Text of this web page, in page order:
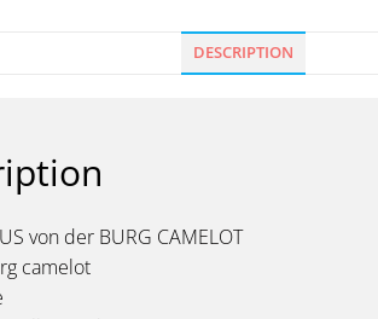
DESCRIPTION
von der BURG CAMELOT
camelot